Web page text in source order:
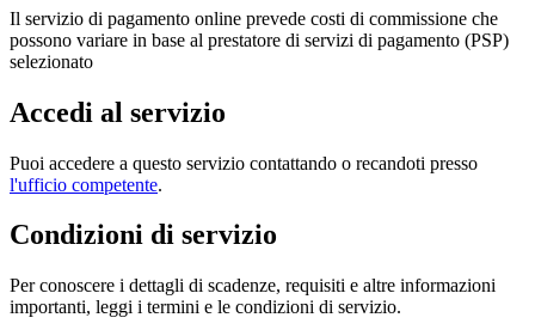
Il servizio di pagamento online prevede costi di commissione che
possono variare in base al prestatore di servizi di pagamento (PSP)
selezionato
Accedi al servizio
Puoi accedere a questo servizio contattando o recandoti presso
l'ufficio competente.
Condizioni di servizio
Per conoscere i dettagli di scadenze, requisiti e altre informazioni
importanti, leggi i termini e le condizioni di servizio.